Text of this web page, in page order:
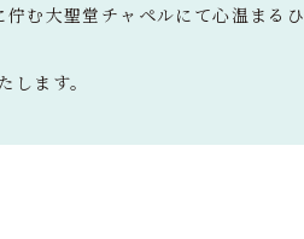
む大聖堂チャペルにて心温まる
ます。